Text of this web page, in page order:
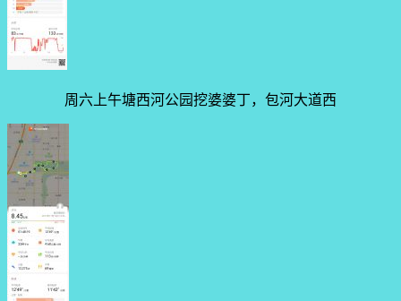
周六上午塘西河公园挖婆婆丁，包河大道西